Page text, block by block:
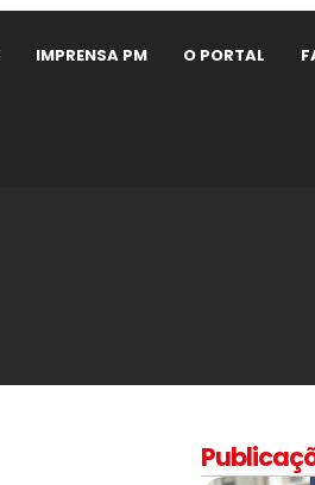
IMPRENSA PM O PORTAL